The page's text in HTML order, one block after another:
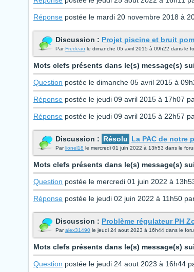
Réponse postée le mardi 20 novembre 2018 à
Discussion : Projet piscine et bruit
ParFredeau le dimanche 05 avril 2015 à 09h22 dans le
Mots clefs présents dans le(s) message(s)
Question postée le dimanche 05 avril 2015 à
Réponse postée le jeudi 09 avril 2015 à 17h07
Réponse postée le jeudi 09 avril 2015 à 22h57
Discussion : Résolu La PAC de notre
Parlionel18 le mercredi 01 juin 2022 à 13h53 dans le
Mots clefs présents dans le(s) message(s)
Question postée le mercredi 01 juin 2022 à
Réponse postée le jeudi 02 juin 2022 à 11h50
Discussion : Problème régulateur PH
Paralex31490 le jeudi 24 aout 2023 à 16h44 dans le
Mots clefs présents dans le(s) message(s)
Question postée le jeudi 24 aout 2023 à 16h44